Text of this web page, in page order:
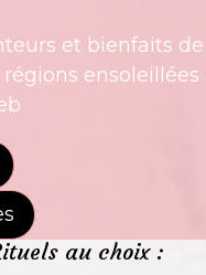
et bienfaits de
ensoleillées
au choix :